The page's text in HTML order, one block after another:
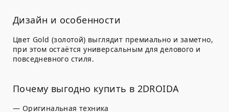
Дизайн и особенности
Цвет Gold (золотой) выглядит премиально и заметно,
при этом остаётся универсальным для делового и
повседневного стиля.
Почему выгодно купить в 2DROIDA
— Оригинальная техника